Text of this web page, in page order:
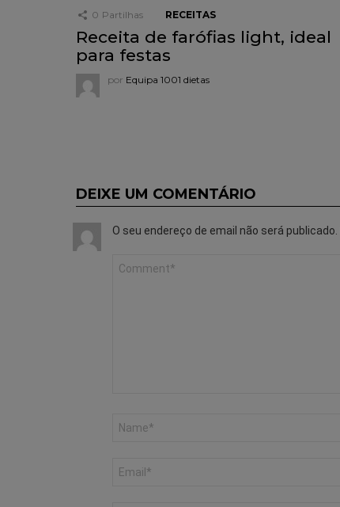
0 Partilhas RECEITAS
Receita de farófias light, ideal
para festas
por Equipa 1001 dietas
DEIXE UM COMENTÁRIO
O seu endereço de email não será publicado.